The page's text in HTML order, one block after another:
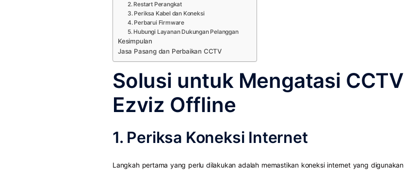
2. Restart Perangkat
3. Periksa Kabel dan Koneksi
4. Perbarui Firmware
5. Hubungi Layanan Dukungan Pelanggan
Kesimpulan
Jasa Pasang dan Perbaikan CCTV
Solusi untuk Mengatasi CCTV
Ezviz Offline
1. Periksa Koneksi Internet
Langkah pertama yang perlu dilakukan adalah memastikan koneksi internet yang digunakan